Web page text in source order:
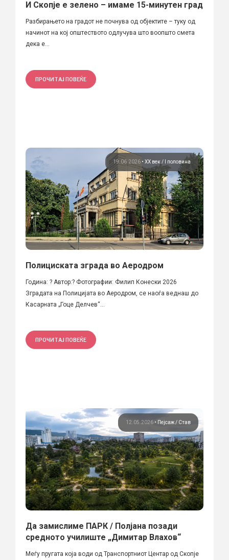
И Скопје е зелено – имаме 15-минутен град
Разбирањето на градот не почнува од објектите – туку од
начинот на кој општеството одлучува што воопшто смета
дека е...
ПРОЧИТАЈ ПОВЕЌЕ
19.06.2026 • ХХ век / I половина
Полициската зграда во Аеродром
Година: ? Автор:? Фотографии: Филип Конески 2026
Зградата на Полицијата во Аеродром, се наоѓа веднаш до
Касарната „Гоце Делчев“...
ПРОЧИТАЈ ПОВЕЌЕ
12.05.2026 • Пејсаж Став
Да замислиме ПАРК / Полјана позади
средното училиште „Димитар Влахов“
Меѓу пругата која води од Транспортниот Центар од Скопје